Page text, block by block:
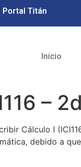
Portal Titán
Inicio
–
Cálculo I
debido a